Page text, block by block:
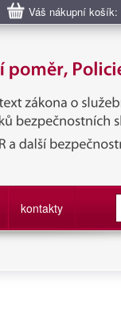
Váš nákupní
ČR, Vězeňská
kontakty